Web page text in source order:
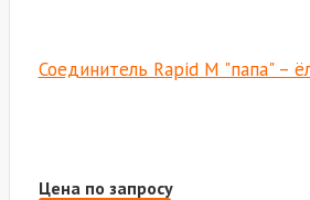
Соединитель Rapid M "папа" –
Цена по запросу